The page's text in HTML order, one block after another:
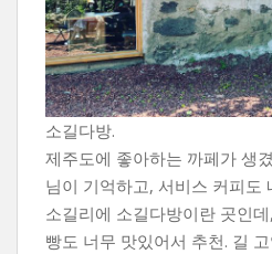
소길다방.
제주도에 좋아하는 까페가 생
님이 기억하고, 서비스 커피도
소길리에 소길다방이란 곳인
빵도 너무 맛있어서 추천. 길